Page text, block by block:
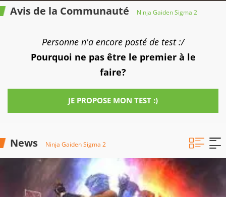
Avis de la Communauté Ninja Gaiden Sigma 2
Personne n'a encore posté de test :/
Pourquoi ne pas être le premier à le
faire?
JE PROPOSE MON TEST :)
News Ninja Gaiden Sigma 2